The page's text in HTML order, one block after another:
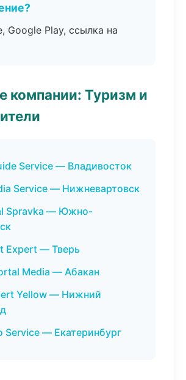
Google Play, ссылка на
компании: Туризм и
Service — Владивосток
Service — Нижневартовск
Spravka — Южно-
Expert — Тверь
Media — Абакан
Yellow — Нижний
Service — Екатеринбург